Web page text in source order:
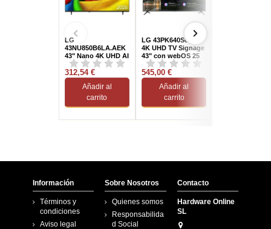
LG
43NU850B6LA.AEK
43" Nano 4K UHD AI
60 Hz HDR 10 Pro
Smart TV (2026)
312,54 €
Añadir al
carrito
LG 43PK640S0LB
4K UHD TV Signage
43" con webOS 25
545,00 €
Añadir al
carrito
Información
Términos y
condiciones
Aviso legal
Sobre Nosotros
Quienes somos
Responsabilida
d Social
Contacto
Hardware Online
SL